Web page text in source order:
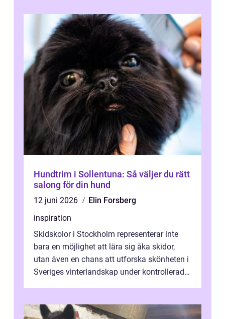
Hundtrim i Sollentuna: Så väljer du rätt
salong för din hund
12 juni 2026
Elin Forsberg
inspiration
Skidskolor i Stockholm representerar inte
bara en möjlighet att lära sig åka skidor,
utan även en chans att utforska skönheten i
Sveriges vinterlandskap under kontrollerade